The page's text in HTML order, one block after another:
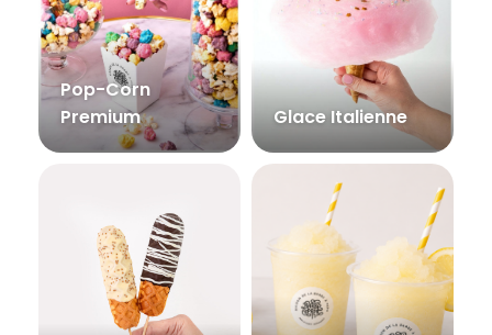
Pop-Corn
Premium
Glace Italienne